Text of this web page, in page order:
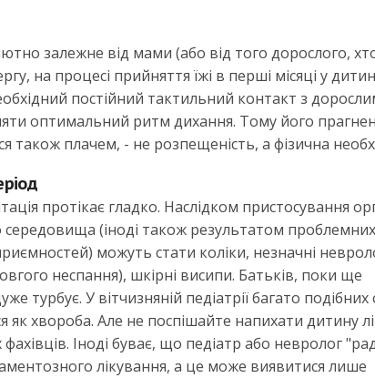
залежне від мами (або від того дорослого,
на процесі прийняття їжі в перші місяці у
постійний тактильний контакт з
оптимальний ритм дихання. Тому його
плачем, - не розпещеність, а фізична
протікає гладко. Наслідком пристосування
(іноді також результатом проблемних
можуть стати коліки, незначні
неспання), шкірні висипи. Батьків, поки ще
турбує. У вітчизняній педіатрії багато подібних
як хвороба. Але не поспішайте напихати дитину
Іноді буває, що педіатр або невролог
лікування, а це може виявитися лише